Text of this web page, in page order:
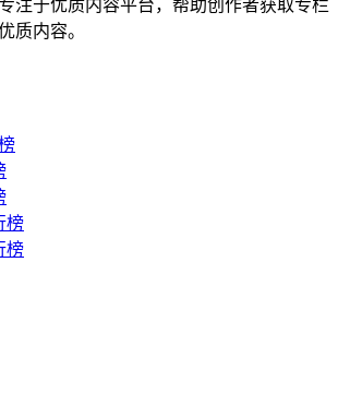
注于优质内容平台，帮助创作者获取专栏
质内容。
榜
榜